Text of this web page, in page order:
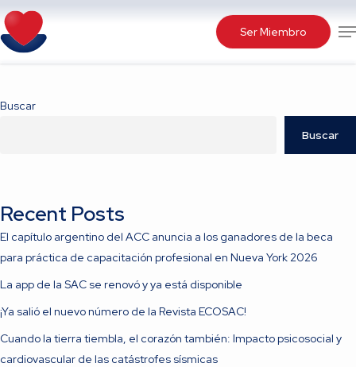
Skip
to
main
Ser Miembro
Buscar
Buscar
Recent Posts
El capítulo argentino del ACC anuncia a los ganadores de la beca
para práctica de capacitación profesional en Nueva York 2026
La app de la SAC se renovó y ya está disponible
¡Ya salió el nuevo número de la Revista ECOSAC!
Cuando la tierra tiembla, el corazón también: Impacto psicosocial y
cardiovascular de las catástrofes sísmicas